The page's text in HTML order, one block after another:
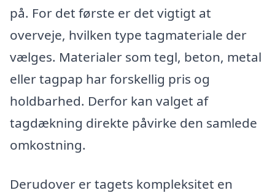
på. For det første er det vigtigt at
overveje, hvilken type tagmateriale der
vælges. Materialer som tegl, beton, metal
eller tagpap har forskellig pris og
holdbarhed. Derfor kan valget af
tagdækning direkte påvirke den samlede
omkostning.
Derudover er tagets kompleksitet en